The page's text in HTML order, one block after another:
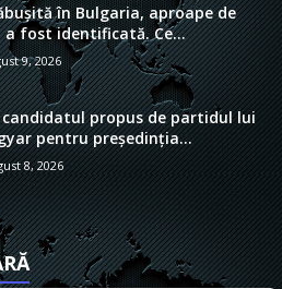
în Bulgaria, aproape de
a fost identificată. Ce...
9, 2026
candidatul propus de partidul lui
pentru președinția...
8, 2026